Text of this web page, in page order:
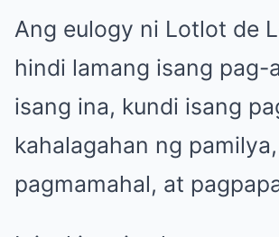
Ang eulogy ni Lotlot de
hindi lamang isang pag-
isang ina, kundi isang
kahalagahan ng pamilya,
pagmamahal, at